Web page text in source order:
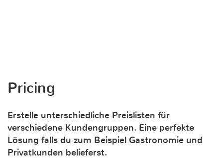
Pricing
Erstelle unterschiedliche Preislisten für
verschiedene Kundengruppen. Eine perfekte
Lösung falls du zum Beispiel Gastronomie und
Privatkunden belieferst.